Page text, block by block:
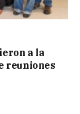
a la
reuniones